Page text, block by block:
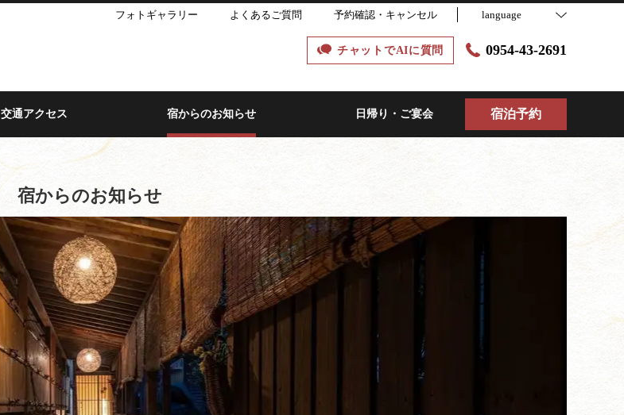
フォトギャラリー よくあるご質問 予約確認・キャンセル language
チャットでAIに質問 0954-43-2691
交通アクセス 宿からのお知らせ 日帰り・ご宴会 宿泊予約
宿からのお知らせ